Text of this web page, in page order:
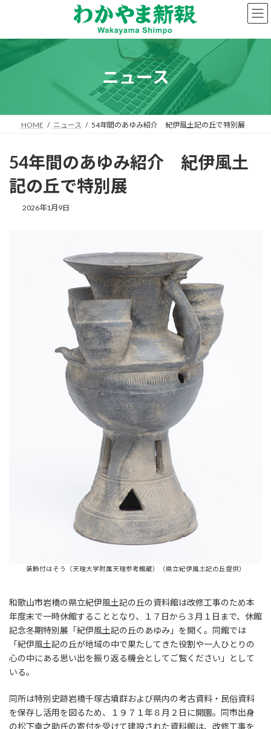
ン
へ
プ
ー
ョ
動
ニュース
HOME ニュース 54年間のあゆみ紹介 紀伊風土記の丘で特別展
54年間のあゆみ紹介 紀伊風土
記の丘で特別展
2026年1月9日
装飾付はそう（天理大学附属天理参考館蔵）（県立紀伊風土記の丘提供）
和歌山市岩橋の県立紀伊風土記の丘の資料館は改修工事のため本
年度末で一時休館することとなり、１７日から３月１日まで、休館
記念冬期特別展「紀伊風土記の丘のあゆみ」を開く。同館では
「紀伊風土記の丘が地域の中で果たしてきた役割や一人ひとりの
心の中にある思い出を振り返る機会としてご覧ください」として
いる。
同所は特別史跡岩橋千塚古墳群および県内の考古資料・民俗資料
を保存し活用を図るため、１９７１年８月２日に開園。同市出身
の松下幸之助氏の寄付を受けて建設された資料館は、改修工事を